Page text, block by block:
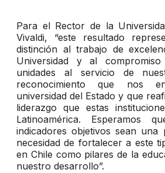
Para el Rector de la
Vivaldi, “este resultado
distinción al trabajo de
Universidad y al
unidades al servicio de
reconocimiento que nos
universidad del Estado y que
liderazgo que estas
Latinoamérica. Esperamos
indicadores objetivos sean
necesidad de fortalecer a este
en Chile como pilares de la
nuestro desarrollo”.